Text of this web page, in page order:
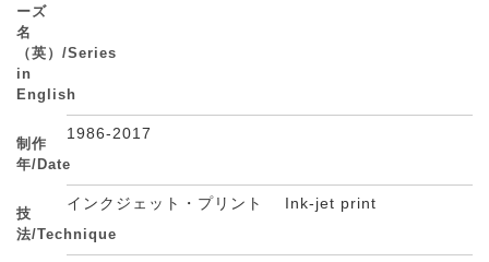
ーズ
名
（英）/Series
in
English
制作
年/Date
1986-2017
技
法/Technique
インクジェット・プリント Ink-jet print